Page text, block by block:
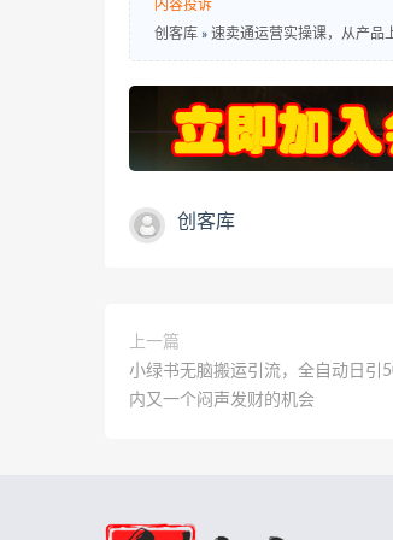
内容投诉
创客库 » 速卖通运营实操课，从产品
创客库
上一篇
小绿书无脑搬运引流，全自动日引
内又一个闷声发财的机会